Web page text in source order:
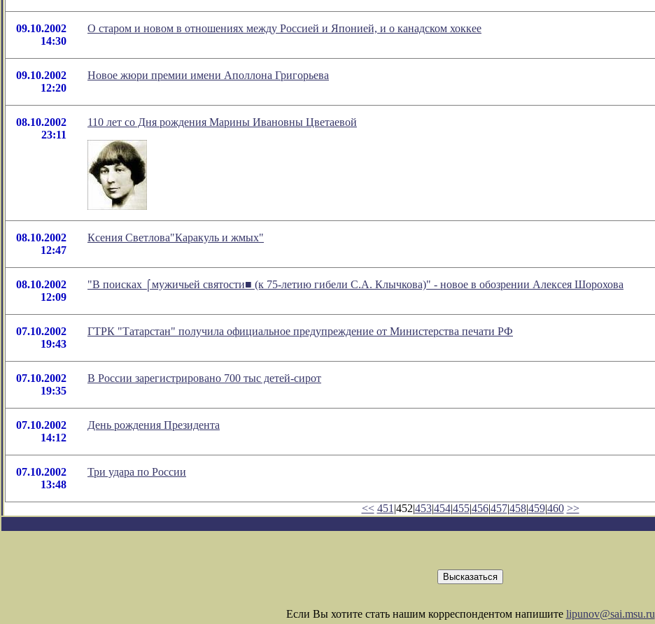
09.10.2002
14:30
О старом и новом в отношениях между Россией и Японией, и о канадском хоккее
09.10.2002
12:20
Новое жюри премии имени Аполлона Григорьева
08.10.2002
23:11
110 лет со Дня рождения Марины Ивановны Цветаевой
08.10.2002
12:47
Ксения Светлова"Каракуль и жмых"
08.10.2002
12:09
"В поисках ⌠мужичьей святости■ (к 75-летию гибели С.А. Клычкова)" - новое в обозрении Алексея Шорохова
07.10.2002
19:43
ГТРК "Татарстан" получила официальное предупреждение от Министерства печати РФ
07.10.2002
19:35
В России зарегистрировано 700 тыс детей-сирот
07.10.2002
14:12
День рождения Президента
07.10.2002
13:48
Три удара по России
<< 451 |452|453|454|455|456|457|458|459|460 >>
Если Вы хотите стать нашим корреспондентом напишите lipunov@sai.msu.ru